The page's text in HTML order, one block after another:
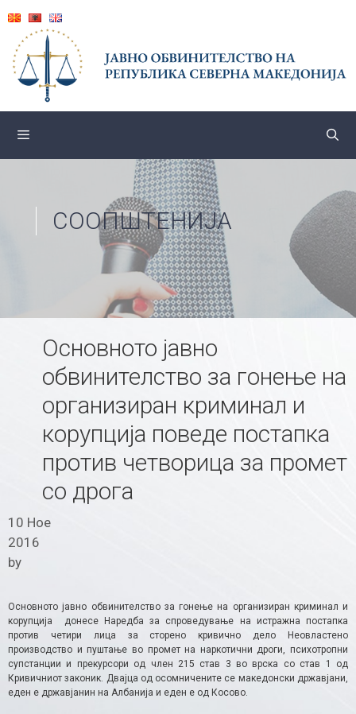
content
СООПШТЕНИЈА
Основното јавно
обвинителство за гонење на
организиран криминал и
корупција поведе постапка
против четворица за промет
со дрога
10 Ное
2016
by
Основното јавно обвинителство за гонење на организиран криминал и
корупција донесе Наредба за спроведување на истражна постапка
против четири лица за сторено кривично дело Неовластено
производство и пуштање во промет на наркотични дроги, психотропни
супстанции и прекурсори од член 215 став 3 во врска со став 1 од
Кривичниот законик. Двајца од осомничените се македонски државјани,
еден е државјанин на Албанија и еден е од Косово.